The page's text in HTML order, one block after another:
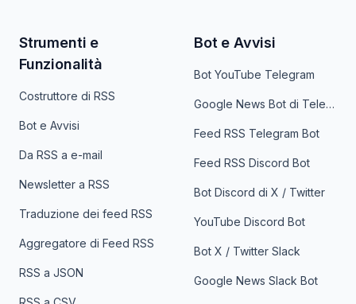
Strumenti e
Funzionalità
Costruttore di RSS
Bot e Avvisi
Da RSS a e-mail
Newsletter a RSS
Traduzione dei feed RSS
Aggregatore di Feed RSS
RSS a JSON
Bot e Avvisi
Bot YouTube Telegram
Google News Bot di Telegram
Feed RSS Telegram Bot
Feed RSS Discord Bot
Bot Discord di X / Twitter
YouTube Discord Bot
Bot X / Twitter Slack
Google News Slack Bot